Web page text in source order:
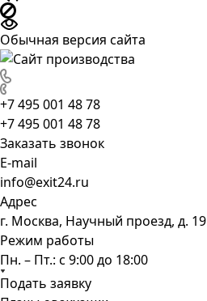
Обычная версия сайта
+7 495 001 48 78
+7 495 001 48 78
Заказать звонок
E-mail
info@exit24.ru
Адрес
г. Москва, Научный проезд, д. 19
Режим работы
Пн. – Пт.: с 9:00 до 18:00
Подать заявку